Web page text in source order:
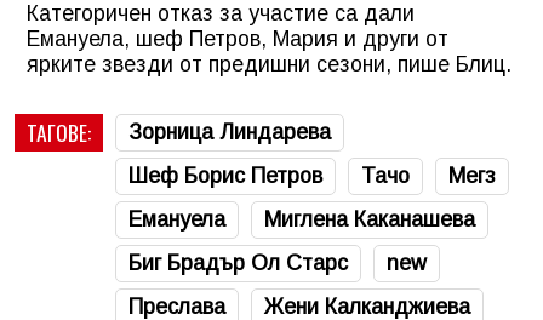
Категоричен отказ за участие са дали
Емануела, шеф Петров, Мария и други от
ярките звезди от предишни сезони, пише Блиц.
ТАГОВЕ:
Зорница Линдарева
Шеф Борис Петров
Тачо
Мегз
Емануела
Миглена Каканашева
Биг Брадър Ол Старс
new
Преслава
Жени Калканджиева